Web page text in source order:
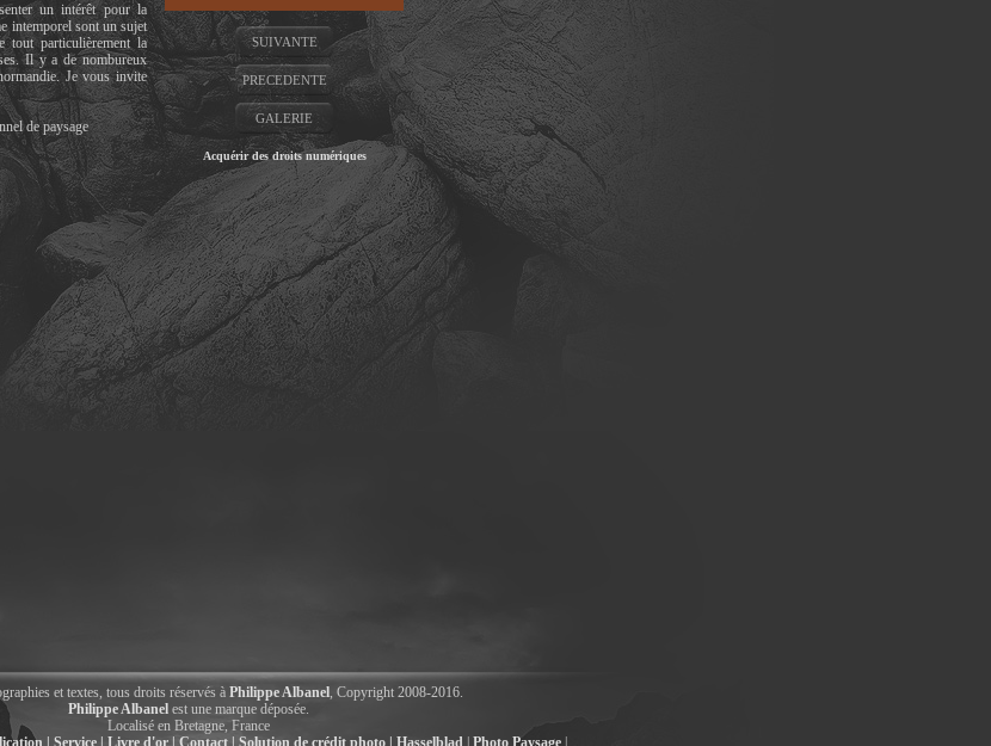
un intérêt pour la
intemporel sont un sujet
tout particulièrement la
Il y a de nombureux
Je vous invite
de paysage
SUIVANTE
PRECEDENTE
GALERIE
Acquérir des droits numériques
et textes, tous droits réservés à Philippe Albanel, Copyright 2008-2016.
Philippe Albanel est une marque déposée.
Localisé en Bretagne, France
| Service | Livre d'or | Contact | Solution de crédit photo | Hasselblad Photo Paysage